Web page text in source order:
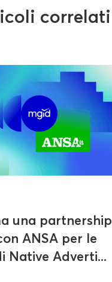
correlati
una partnership
ANSA per le
Native Adverti...